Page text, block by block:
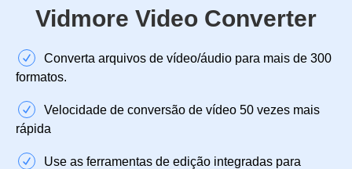
Vidmore Video Converter
Converta arquivos de vídeo/áudio para mais de 300
formatos.
Velocidade de conversão de vídeo 50 vezes mais
rápida
Use as ferramentas de edição integradas para